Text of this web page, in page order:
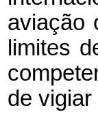
aviação
limites
de